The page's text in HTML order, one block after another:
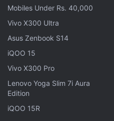
Mobiles Under Rs. 40,000
Vivo X300 Ultra
Asus Zenbook S14
iQOO 15
Vivo X300 Pro
Lenovo Yoga Slim 7i Aura
Edition
iQOO 15R